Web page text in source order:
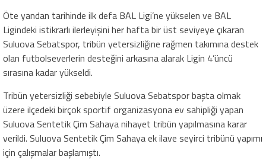
Öte yandan tarihinde ilk defa BAL Ligi’ne yükselen ve BAL
Ligindeki istikrarlı ilerleyişini her hafta bir üst seviyeye çıkaran
Suluova Sebatspor, tribün yetersizliğine rağmen takımına destek
olan futbolseverlerin desteğini arkasına alarak Ligin 4’üncü
sırasına kadar yükseldi.
Tribün yetersizliği sebebiyle Suluova Sebatspor başta olmak
üzere ilçedeki birçok sportif organizasyona ev sahipliği yapan
Suluova Sentetik Çim Sahaya nihayet tribün yapılmasına karar
verildi. Suluova Sentetik Çim Sahaya ek ilave seyirci tribünü yapımı
için çalışmalar başlamıştı.